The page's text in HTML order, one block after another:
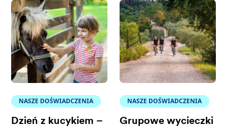
NASZE DOŚWIADCZENIA
Dzień z kucykiem –
NASZE DOŚWIADCZENIA
Grupowe wycieczki